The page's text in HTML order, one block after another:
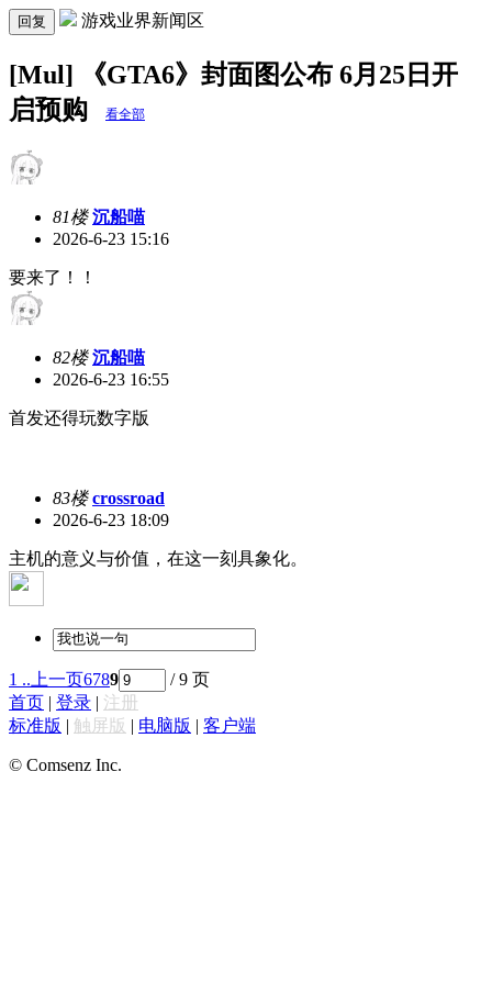
回复 游戏业界新闻区
[Mul] 《GTA6》封面图公布 6月25日开
启预购
看全部
81楼 沉船喵
2026-6-23 15:16
要来了！！
82楼 沉船喵
2026-6-23 16:55
首发还得玩数字版
83楼 crossroad
2026-6-23 18:09
主机的意义与价值，在这一刻具象化。
1 .. 上一页6789
/ 9 页
首页 | 登录 | 注册
标准版 | 触屏版 | 电脑版 | 客户端
© Comsenz Inc.